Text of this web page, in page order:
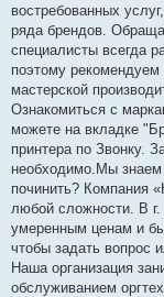
востребованных
ряда брендов.
специалисты всегда
поэтому рекомендуем
мастерской
Ознакомиться с
можете на вкладке
принтера по Звонку.
необходимо.Мы
починить? Компания
любой сложности. В
умеренным ценам и
чтобы задать вопрос
Наша организация
обслуживанием